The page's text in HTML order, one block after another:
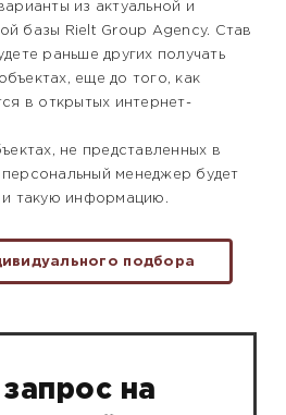
из актуальной и
базы Rielt Group Agency. Став
раньше других получать
еще до того, как
в открытых интернет-
не представленных в
менеджер будет
и такую информацию.
подбора
на